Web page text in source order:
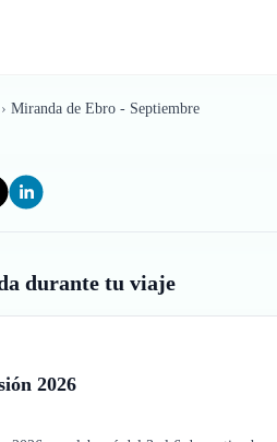
› Miranda de Ebro - Septiembre
durante tu viaje
2026